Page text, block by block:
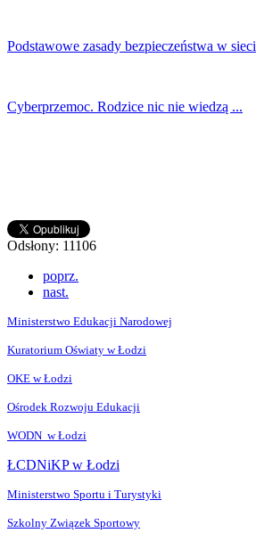
Podstawowe zasady bezpieczeństwa w sieci
Cyberprzemoc. Rodzice nic nie wiedzą ...
Odsłony: 11106
poprz.
nast.
Ministerstwo Edukacji Narodowej
Kuratorium Oświaty w Łodzi
OKE w Łodzi
Ośrodek Rozwoju Edukacji
WODN w Łodzi
ŁCDNiKP w Łodzi
Ministerstwo Sportu i Turystyki
Szkolny Związek Sportowy